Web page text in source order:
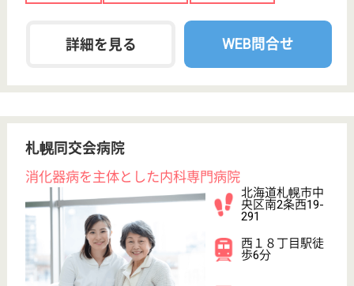
事業所情報の一部は、厚生労働省の介護事業所・生活関連情報
介護の転職支援サービスお申込み
簡単30 秒